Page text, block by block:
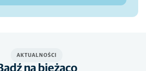
AKTUALNOŚCI
na bieżąco